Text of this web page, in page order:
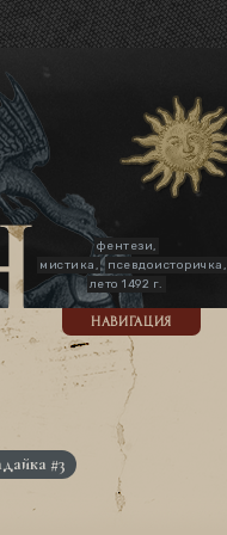
фентези,
мистика,
псевдоисторичка,
лето 1492 г.
НАВИГАЦИЯ
#3